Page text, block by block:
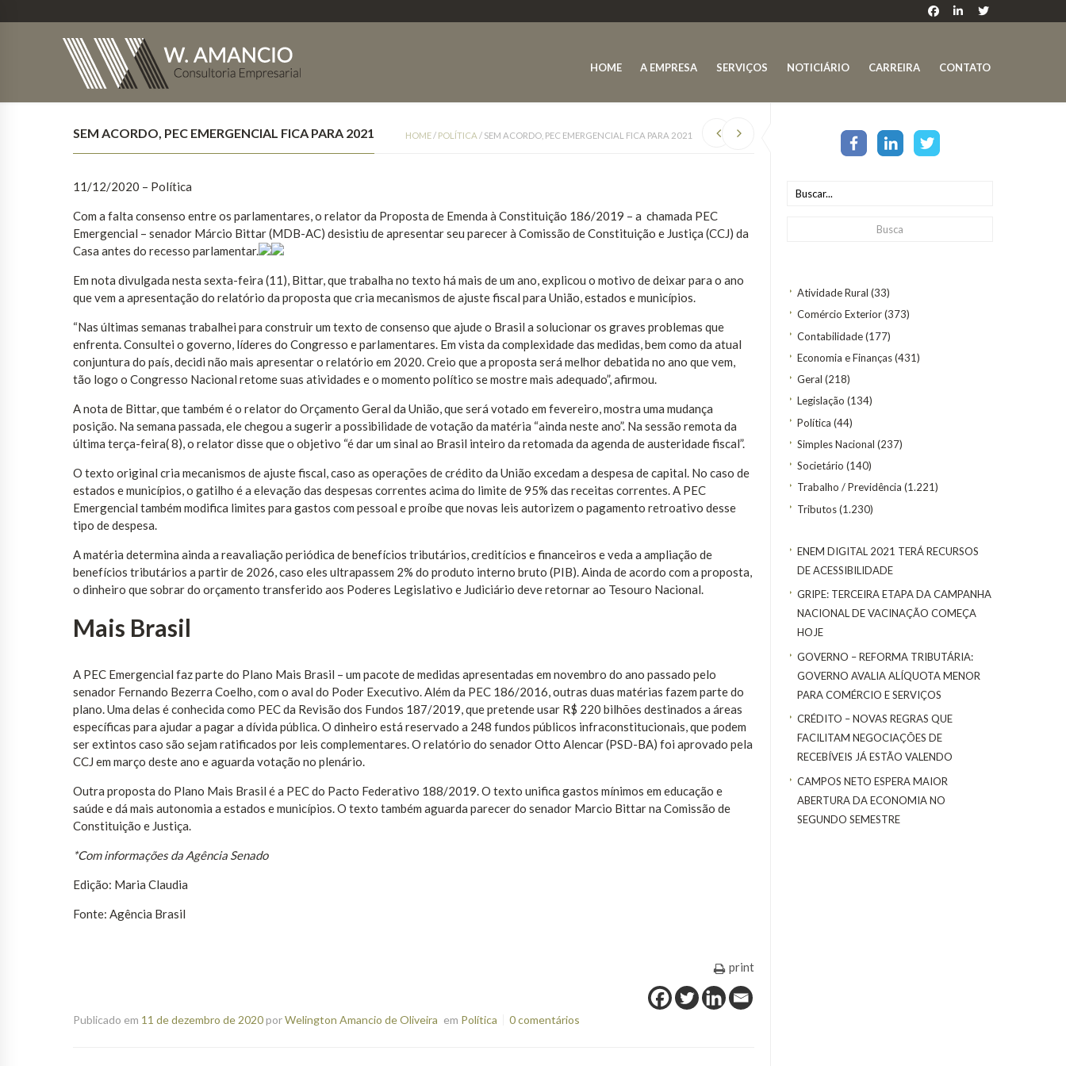
HOME A EMPRESA SERVIÇOS NOTICIÁRIO CARREIRA CONTATO
Atividade Rural (33)
Comércio Exterior(373)
Contabilidade(177)
Economia e Finanças(431)
Geral (218)
Legislação (134)
Política (44)
Simples Nacional (237)
Societário (140)
Trabalho / Previdência (1.221)
Tributos(1.230)
ENEM DIGITAL 2021 TERÁ RECURSOS
DE ACESSIBILIDADE
GRIPE: TERCEIRA ETAPA DA CAMPANHA
NACIONAL DE VACINAÇÃO COMEÇA
HOJE
GOVERNO – REFORMA TRIBUTÁRIA:
GOVERNO AVALIA ALÍQUOTA MENOR
PARA COMÉRCIO E SERVIÇOS
CRÉDITO – NOVAS REGRAS QUE
FACILITAM NEGOCIAÇÕES DE
RECEBÍVEIS JÁ ESTÃO VALENDO
CAMPOS NETO ESPERA MAIOR
ABERTURA DA ECONOMIA NO
SEGUNDO SEMESTRE
HOME/ POLÍTICA / SEM ACORDO, PEC EMERGENCIAL FICA PARA 2021
SEM ACORDO, PEC EMERGENCIAL FICA PARA 2021
11/12/2020 – Política
Com a falta consenso entre os parlamentares, o relator da Proposta de Emenda à Constituição 186/2019 – a chamada PEC
Emergencial – senador Márcio Bittar (MDB-AC) desistiu de apresentar seu parecer à Comissão de Constituição e Justiça (CCJ) da
Casa antes do recesso parlamentar.
Em nota divulgada nesta sexta-feira (11), Bittar, que trabalha no texto há mais de um ano, explicou o motivo de deixar para o ano
que vem a apresentação do relatório da proposta que cria mecanismos de ajuste fiscal para União, estados e municípios.
“Nas últimas semanas trabalhei para construir um texto de consenso que ajude o Brasil a solucionar os graves problemas que
enfrenta. Consultei o governo, líderes do Congresso e parlamentares. Em vista da complexidade das medidas, bem como da atual
conjuntura do país, decidi não mais apresentar o relatório em 2020. Creio que a proposta será melhor debatida no ano que vem,
tão logo o Congresso Nacional retome suas atividades e o momento político se mostre mais adequado”, afirmou.
A nota de Bittar, que também é o relator do Orçamento Geral da União, que será votado em fevereiro, mostra uma mudança
posição. Na semana passada, ele chegou a sugerir a possibilidade de votação da matéria “ainda neste ano”. Na sessão remota da
última terça-feira( 8), o relator disse que o objetivo “é dar um sinal ao Brasil inteiro da retomada da agenda de austeridade fiscal”.
O texto original cria mecanismos de ajuste fiscal, caso as operações de crédito da União excedam a despesa de capital. No caso de
estados e municípios, o gatilho é a elevação das despesas correntes acima do limite de 95% das receitas correntes. A PEC
Emergencial também modifica limites para gastos com pessoal e proíbe que novas leis autorizem o pagamento retroativo desse
tipo de despesa.
A matéria determina ainda a reavaliação periódica de benefícios tributários, creditícios e financeiros e veda a ampliação de
benefícios tributários a partir de 2026, caso eles ultrapassem 2% do produto interno bruto (PIB). Ainda de acordo com a proposta,
o dinheiro que sobrar do orçamento transferido aos Poderes Legislativo e Judiciário deve retornar ao Tesouro Nacional.
Mais Brasil
A PEC Emergencial faz parte do Plano Mais Brasil – um pacote de medidas apresentadas em novembro do ano passado pelo
senador Fernando Bezerra Coelho, com o aval do Poder Executivo. Além da PEC 186/2016, outras duas matérias fazem parte do
plano. Uma delas é conhecida como PEC da Revisão dos Fundos 187/2019, que pretende usar R$ 220 bilhões destinados a áreas
específicas para ajudar a pagar a dívida pública. O dinheiro está reservado a 248 fundos públicos infraconstitucionais, que podem
ser extintos caso são sejam ratificados por leis complementares. O relatório do senador Otto Alencar (PSD-BA) foi aprovado pela
CCJ em março deste ano e aguarda votação no plenário.
Outra proposta do Plano Mais Brasil é a PEC do Pacto Federativo 188/2019. O texto unifica gastos mínimos em educação e
saúde e dá mais autonomia a estados e municípios. O texto também aguarda parecer do senador Marcio Bittar na Comissão de
Constituição e Justiça.
*Com informações da Agência Senado
Edição: Maria Claudia
Fonte: Agência Brasil
print
Publicado em 11 de dezembro de 2020porWelington Amancio de Oliveira em Política 0 comentários